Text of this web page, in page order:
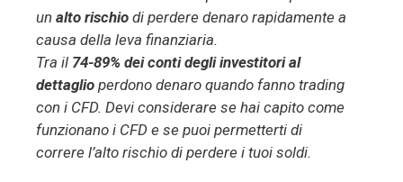
un alto rischio di perdere denaro rapidamente a
causa della leva finanziaria.
Tra il 74-89% dei conti degli investitori al
dettaglio perdono denaro quando fanno trading
con i CFD. Devi considerare se hai capito come
funzionano i CFD e se puoi permetterti di
correre l’alto rischio di perdere i tuoi soldi.